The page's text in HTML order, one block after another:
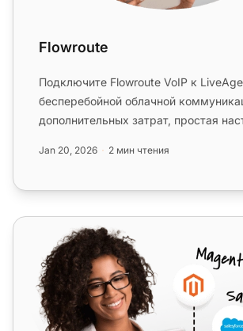
Flowroute
Подключите Flowroute VoIP к
бесперебойной облачной
дополнительных затрат, простая
Jan 20, 2026 2 мин чтения
Sipgate